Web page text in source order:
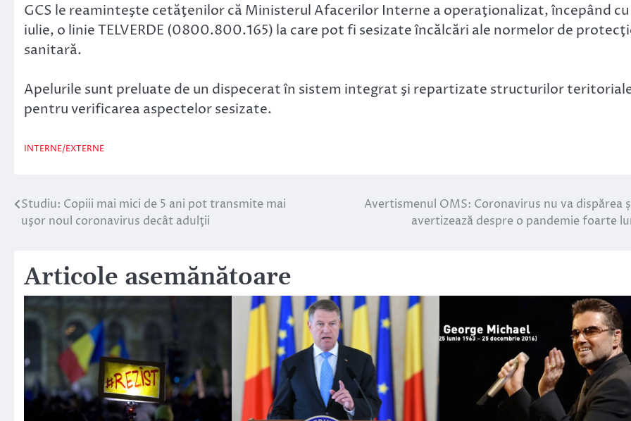
GCS le reaminteşte cetăţenilor că Ministerul Afacerilor Interne a operaţionalizat, începând
iulie, o linie TELVERDE (0800.800.165) la care pot fi sesizate încălcări ale normelor de
sanitară.
Apelurile sunt preluate de un dispecerat în sistem integrat şi repartizate structurilor
pentru verificarea aspectelor sesizate.
INTERNE/EXTERNE
Navigare
în
Studiu: Copiii mai mici de 5 ani pot transmite mai
uşor noul coronavirus decât adulţii
Avertismenul OMS: Coronavirus nu va dispărea
avertizează despre o pandemie foarte
Articole asemănătoare